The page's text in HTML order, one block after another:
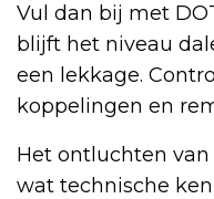
Vul dan bij met
blijft het niveau
een lekkage.
koppelingen en
Het ontluchten
wat technische